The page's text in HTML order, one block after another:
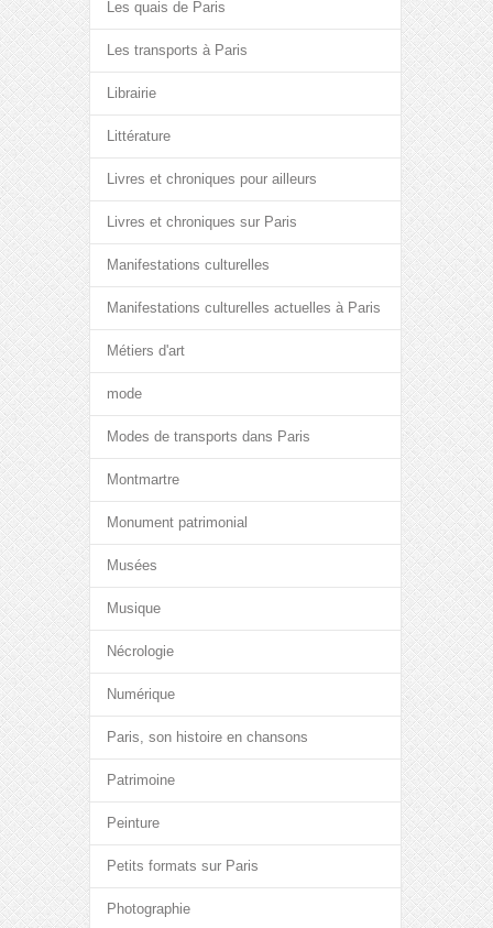
Les quais de Paris
Les transports à Paris
Librairie
Littérature
Livres et chroniques pour ailleurs
Livres et chroniques sur Paris
Manifestations culturelles
Manifestations culturelles actuelles à Paris
Métiers d'art
mode
Modes de transports dans Paris
Montmartre
Monument patrimonial
Musées
Musique
Nécrologie
Numérique
Paris, son histoire en chansons
Patrimoine
Peinture
Petits formats sur Paris
Photographie